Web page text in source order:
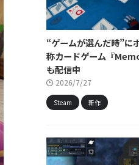
“ゲームが選んだ時”に
称カードゲーム『
も配信中
2026/7/27
Steam 新作